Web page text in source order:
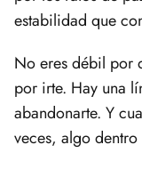
estabilidad que
No eres débil por
por irte. Hay una
abandonarte. Y
veces, algo